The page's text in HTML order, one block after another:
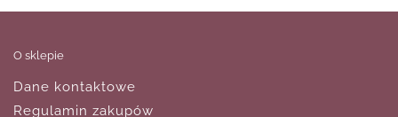
O sklepie
Dane kontaktowe
Regulamin zakupów